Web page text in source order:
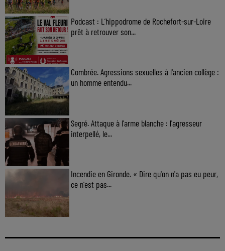
Podcast : L’hippodrome de Rochefort-sur-Loire
prêt à retrouver son...
Combrée. Agressions sexuelles à l'ancien collège :
un homme entendu...
Segré. Attaque à l'arme blanche : l'agresseur
interpellé, le...
Incendie en Gironde. « Dire qu'on n'a pas eu peur,
ce n'est pas...